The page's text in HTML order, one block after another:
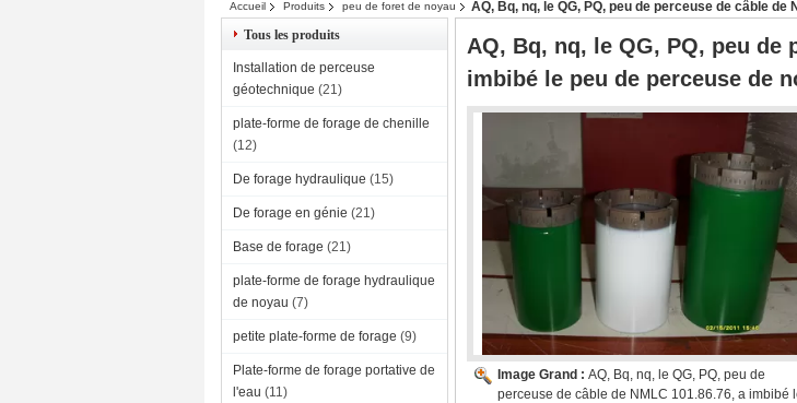
Accueil Produits peu de foret de noyau
AQ, Bq, nq, le QG, PQ, peu de perceuse de câble
Tous les produits
Installation de perceuse
géotechnique (21)
plate-forme de forage de chenille
(12)
De forage hydraulique (15)
De forage en génie (21)
Base de forage (21)
plate-forme de forage hydraulique
de noyau (7)
petite plate-forme de forage (9)
Plate-forme de forage portative de
l'eau (11)
AQ, Bq, nq, le QG, PQ, peu de
imbibé le peu de perceuse de
Image Grand : AQ, Bq, nq, le QG, PQ, peu de
perceuse de câble de NMLC 101.86.76, a imbibé